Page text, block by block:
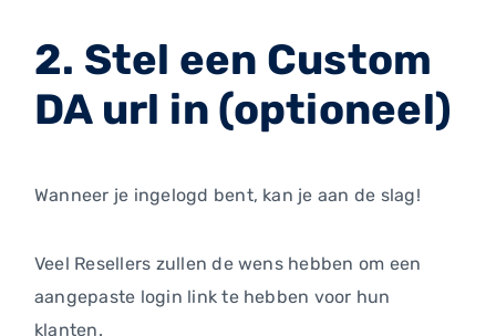
2. Stel een Custom
DA url in (optioneel)
Wanneer je ingelogd bent, kan je aan de slag!
Veel Resellers zullen de wens hebben om een
aangepaste login link te hebben voor hun
klanten.